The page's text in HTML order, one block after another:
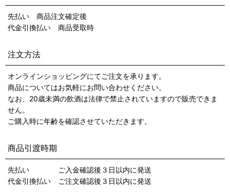
先払い 商品注文確定後
代金引換払い 商品受取時
注文方法
オンラインショッピングにてご注文を承ります。
商品についてはお気軽にお問い合わせください。
なお、20歳未満の飲酒は法律で禁止されていますので販売できま
せん。
ご購入時に年齢を確認させていただきます。
商品引渡時期
先払い ご入金確認後３日以内に発送
代金引換払い ご注文確認後３日以内に発送